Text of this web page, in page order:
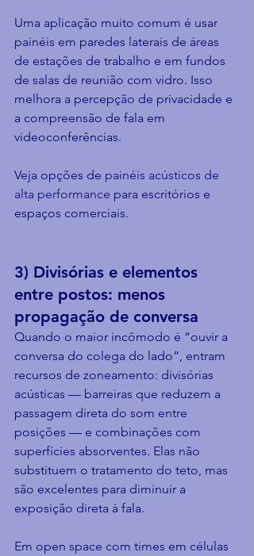
Uma aplicação muito comum é usar
painéis em paredes laterais de áreas
de estações de trabalho e em fundos
de salas de reunião com vidro. Isso
melhora a percepção de privacidade e
a compreensão de fala em
videoconferências.
Veja opções de painéis acústicos de
alta performance para escritórios e
espaços comerciais.
3) Divisórias e elementos
entre postos: menos
propagação de conversa
Quando o maior incômodo é “ouvir a
conversa do colega do lado”, entram
recursos de zoneamento: divisórias
acústicas — barreiras que reduzem a
passagem direta do som entre
posições — e combinações com
superfícies absorventes. Elas não
substituem o tratamento do teto, mas
são excelentes para diminuir a
exposição direta à fala.
Em open space com times em células